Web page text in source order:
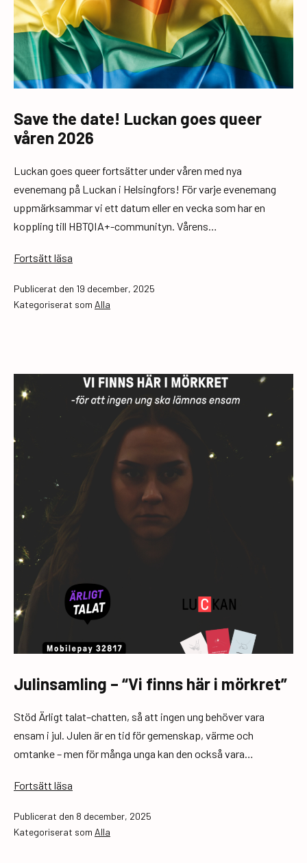
Save the date! Luckan goes queer
våren 2026
Luckan goes queer fortsätter under våren med nya
evenemang på Luckan i Helsingfors! För varje evenemang
uppmärksammar vi ett datum eller en vecka som har en
koppling till HBTQIA+-communityn. Vårens…
Fortsätt läsa
date!
Luckan
2026
Publicerat den 19 december, 2025
Kategoriserat som Alla
Julinsamling – “Vi finns här i mörkret”
Stöd Ärligt talat–chatten, så att ingen ung behöver vara
ensam i jul. Julen är en tid för gemenskap, värme och
omtanke – men för många unga kan den också vara…
Fortsätt läsa
“Vi
finns
Publicerat den 8 december, 2025
Kategoriserat som Alla